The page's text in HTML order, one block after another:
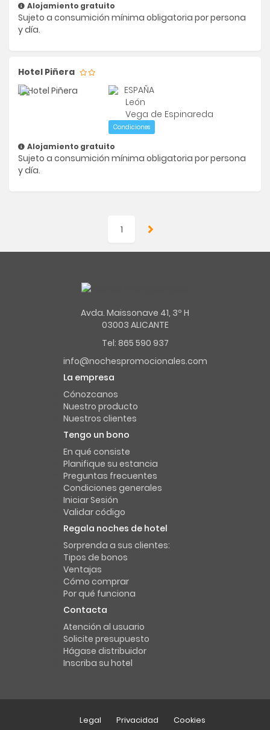
Alojamiento gratuito
Sujeto a consumición mínima obligatoria por persona
y día.
Hotel Piñera
ESPAÑA
León
Vega de Espinareda
Condiciones
Alojamiento gratuito
Sujeto a consumición mínima obligatoria por persona
y día.
1
Avda. Maissonave 41, 3º H
03003 ALICANTE
Tel: 865 590 937
info@nochespromocionales.com
La empresa
Cónozcanos
Nuestro producto
Nuestros clientes
Tengo un bono
En qué consiste
Planifique su estancia
Preguntas frecuentes
Condiciones generales
Iniciar Sesión
Validar código
Regala noches de hotel
Sorprenda a sus clientes:
Tipos de bonos
Ventajas
Cómo comprar
Por qué funciona
Contacta
Atención al usuario
Solicite presupuesto
Hágase distribuidor
Inscriba su hotel
Legal Privacidad Cookies